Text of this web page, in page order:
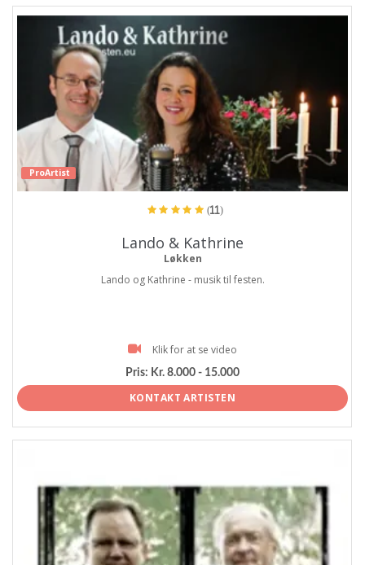
ProArtist
(11)
Lando & Kathrine
Løkken
Lando og Kathrine - musik til festen.
Klik for at se video
Pris: Kr. 8.000 - 15.000
KONTAKT ARTISTEN